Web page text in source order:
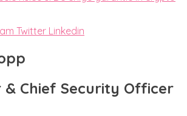
Twitter Linkedin
& Chief Security Officer